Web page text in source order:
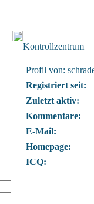
Kontrollzentrum
Profil von:
Registriert seit:
Zuletzt aktiv:
Kommentare:
E-Mail:
Homepage:
ICQ: